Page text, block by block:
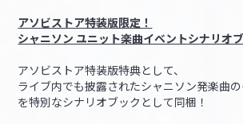
アソビストア特装版限定！
シャニソン ユニット楽曲イベントシナリオ
アソビストア特装版特典として、
ライブ内でも披露されたシャニソン発楽曲
を特別なシナリオブックとして同梱！